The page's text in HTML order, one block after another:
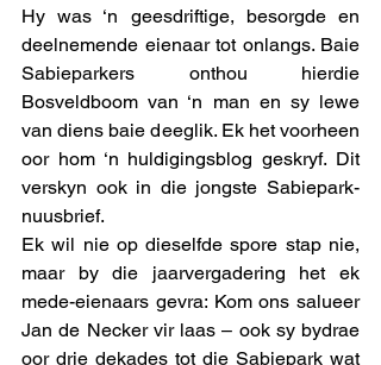
Hy was ‘n geesdriftige, besorgde en
deelnemende eienaar tot onlangs. Baie
Sabieparkers onthou hierdie
Bosveldboom van ‘n man en sy lewe
van diens baie deeglik. Ek het voorheen
oor hom ‘n huldigingsblog geskryf. Dit
verskyn ook in die jongste Sabiepark-
nuusbrief.
Ek wil nie op dieselfde spore stap nie,
maar by die jaarvergadering het ek
mede-eienaars gevra: Kom ons salueer
Jan de Necker vir laas – ook sy bydrae
oor drie dekades tot die Sabiepark wat